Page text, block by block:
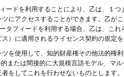
ードを利用することにより、乙は、１
にアクセスすることができます。乙が
タフィードを利用する場合、乙は、こ
）に適用されるライセンス契約の規定
を使用して、知的財産権その他法的権
または間接的に大規模言語モデル、マ
をしてこれを行わせないものとします。